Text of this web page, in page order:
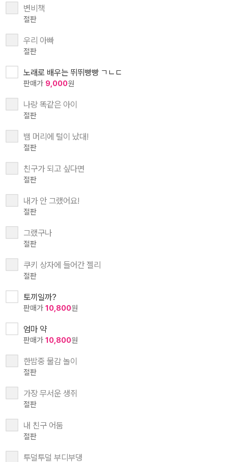
변비책
절판
우리 아빠
절판
노래로 배우는 뛰뛰빵빵 ㄱㄴㄷ
판매가 9,000원
나랑 똑같은 아이
절판
뱀 머리에 털이 났대!
절판
친구가 되고 싶다면
절판
내가 안 그랬어요!
절판
그랬구나
절판
쿠키 상자에 들어간 젤리
절판
토끼일까?
판매가 10,800원
엄마 약
판매가 10,800원
한밤중 물감 놀이
절판
가장 무서운 생쥐
절판
내 친구 어둠
절판
투덜투덜 부디부댕